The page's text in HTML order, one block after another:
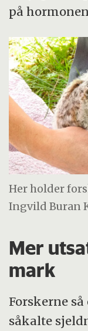
på
Her holder
Ingvild Buran
Mer
mark
Forskerne
såkalte